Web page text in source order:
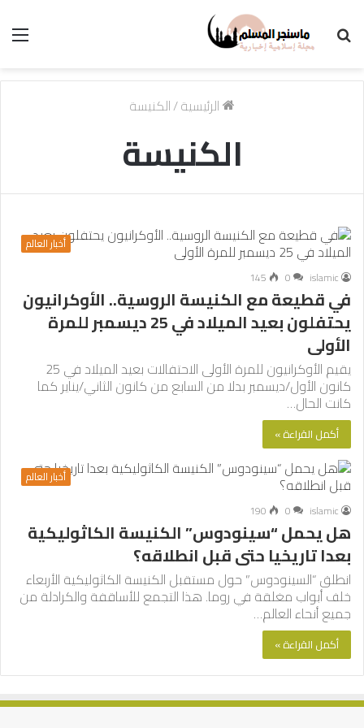
الرئيسية/الكنيسة
الكنيسة
أخبار العالم
islamic
0
145
في قطيعة مع الكنيسة الروسية.. الأوكرانيون
يحتفلون بعيد الميلاد في 25 ديسمبر للمرة
الأولى
يقيم الأوكرانيون للمرة الأولى الاحتفالات بعيد الميلاد في 25
كانون الأول/ديسمبر بدلا من السابع من كانون الثاني/يناير كما
كانت الحال…
أكمل القراءة »
أخبار العالم
islamic
0
190
هل يحمل “سينودوس” الكنيسة الكاثوليكية
بعدا تاريخيا حتى قبل انطلاقه؟
انطلق “السينودوس” حول مستقبل الكنيسة الكاثوليكية الأربعاء
خلف أبواب مغلقة في روما. هذا التجمع للأساقفة والكرادلة من
جميع أنحاء العالم…
أكمل القراءة »